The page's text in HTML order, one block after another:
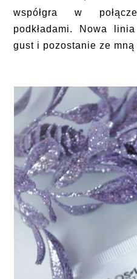
współgra w
podkładami. Nowa
gust i pozostanie ze mną